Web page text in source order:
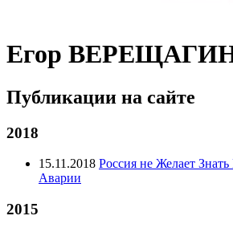
Егор
Публикации на сайте
2018
15.11.2018 Россия не Желает
Аварии
2015